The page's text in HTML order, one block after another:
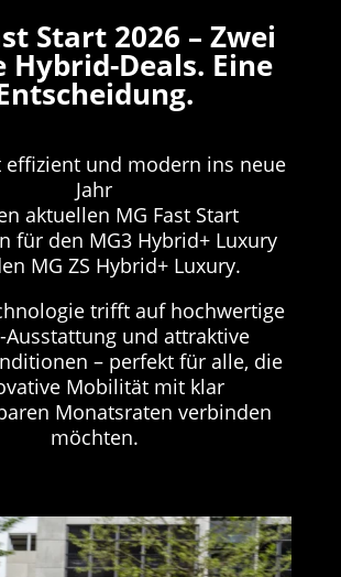
Start 2026 – Zwei
Hybrid-Deals. Eine
effizient und modern ins neue
Jahr
aktuellen MG Fast Start
für den MG3 Hybrid+ Luxury
MG ZS Hybrid+ Luxury.
trifft auf hochwertige
Ausstattung und attraktive
– perfekt für alle, die
Mobilität mit klar
Monatsraten verbinden
möchten.